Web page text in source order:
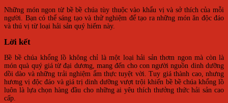
Những món ngon từ bề bề chúa tùy thuộc vào khẩu vị và sở thích của mỗi
người. Bạn có thể sáng tạo và thử nghiệm để tạo ra những món ăn độc đáo
và thú vị từ loại hải sản quý hiếm này.
Lời kết
Bề bề chúa khổng lồ không chỉ là một loại hải sản thơm ngon mà còn là
món quà quý giá từ đại dương, mang đến cho con người nguồn dinh dưỡng
dồi dào và những trải nghiệm ẩm thực tuyệt vời. Tuy giá thành cao, nhưng
hương vị độc đáo và giá trị dinh dưỡng vượt trội khiến bề bề chúa khổng lồ
luôn là lựa chọn hàng đầu cho những ai yêu thích thưởng thức hải sản cao
cấp.